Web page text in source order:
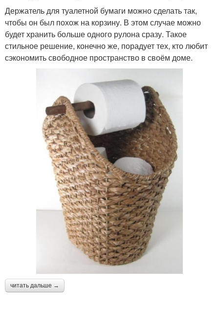
Держатель для туалетной бумаги можно сделать так,
чтобы он был похож на корзину. В этом случае можно
будет хранить больше одного рулона сразу. Такое
стильное решение, конечно же, порадует тех, кто любит
сэкономить свободное пространство в своём доме.
читать дальше →